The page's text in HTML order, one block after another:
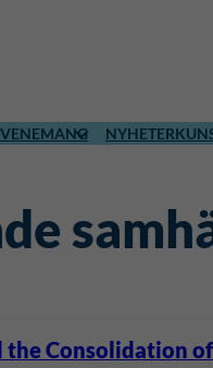
NYHETER
Consolidation